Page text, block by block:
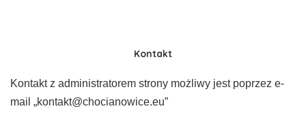
Kontakt
Kontakt z administratorem strony możliwy jest poprzez e-
mail „kontakt@chocianowice.eu”